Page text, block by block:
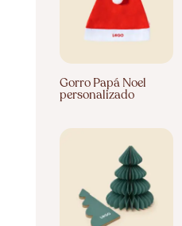
Gorro Papá Noel
personalizado